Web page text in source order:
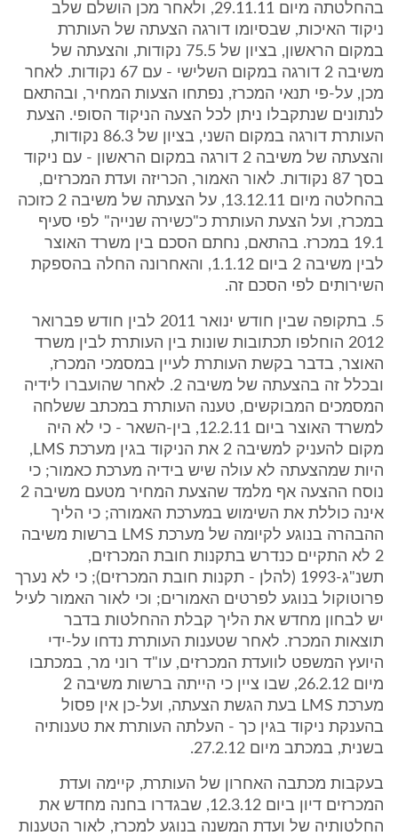
בהחלטתה מיום 29.11.11, ולאחר מכן הושלם שלב
ניקוד האיכות, שבסיומו דורגה הצעתה של העותרת
במקום הראשון, בציון של 75.5 נקודות, והצעתה של
משיבה 2 דורגה במקום השלישי - עם 67 נקודות. לאחר
מכן, על-פי תנאי המכרז, נפתחו הצעות המחיר, ובהתאם
לנתונים שנתקבלו ניתן לכל הצעה הניקוד הסופי. הצעת
העותרת דורגה במקום השני, בציון של 86.3 נקודות,
והצעתה של משיבה 2 דורגה במקום הראשון - עם ניקוד
בסך 87 נקודות. לאור האמור, הכריזה ועדת המכרזים,
בהחלטה מיום 13.12.11, על הצעתה של משיבה 2 כזוכה
במכרז, ועל הצעת העותרת כ"כשירה שנייה" לפי סעיף
19.1 במכרז. בהתאם, נחתם הסכם בין משרד האוצר
לבין משיבה 2 ביום 1.1.12, והאחרונה החלה בהספקת
השירותים לפי הסכם זה.
5. בתקופה שבין חודש ינואר 2011 לבין חודש פברואר
2012 הוחלפו תכתובות שונות בין העותרת לבין משרד
האוצר, בדבר בקשת העותרת לעיין במסמכי המכרז,
ובכלל זה בהצעתה של משיבה 2. לאחר שהועברו לידיה
המסמכים המבוקשים, טענה העותרת במכתב ששלחה
למשרד האוצר ביום 12.2.11, בין-השאר - כי לא היה
מקום להעניק למשיבה 2 את הניקוד בגין מערכת LMS,
היות שמהצעתה לא עולה שיש בידיה מערכת כאמור; כי
נוסח ההצעה אף מלמד שהצעת המחיר מטעם משיבה 2
אינה כוללת את השימוש במערכת האמורה; כי הליך
ההבהרה בנוגע לקיומה של מערכת LMS ברשות משיבה
2 לא התקיים כנדרש בתקנות חובת המכרזים,
תשנ"ג-1993 (להלן - תקנות חובת המכרזים); כי לא נערך
פרוטוקול בנוגע לפרטים האמורים; וכי לאור האמור לעיל
יש לבחון מחדש את הליך קבלת ההחלטות בדבר
תוצאות המכרז. לאחר שטענות העותרת נדחו על-ידי
היועץ המשפט לוועדת המכרזים, עו"ד רוני מר, במכתבו
מיום 26.2.12, שבו ציין כי הייתה ברשות משיבה 2
מערכת LMS בעת הגשת הצעתה, ועל-כן אין פסול
בהענקת ניקוד בגין כך - העלתה העותרת את טענותיה
בשנית, במכתב מיום 27.2.12.
בעקבות מכתבה האחרון של העותרת, קיימה ועדת
המכרזים דיון ביום 12.3.12, שבגדרו בחנה מחדש את
החלטותיה של ועדת המשנה בנוגע למכרז, לאור הטענות